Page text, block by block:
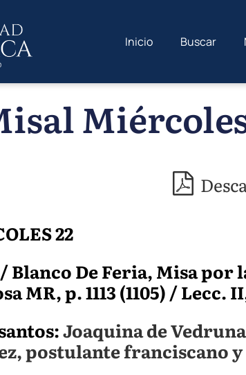
Inicio Buscar
22
Blanco De Feria, Misa por
MR, p. 1113 (1105) / Lecc.
Joaquina de
postulante franciscano